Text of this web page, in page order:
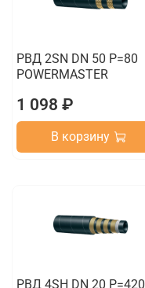
РВД 2SN DN 50 P=80
POWERMASTER
1 098 ₽
В корзину
РВД 4SH DN 20 P=420